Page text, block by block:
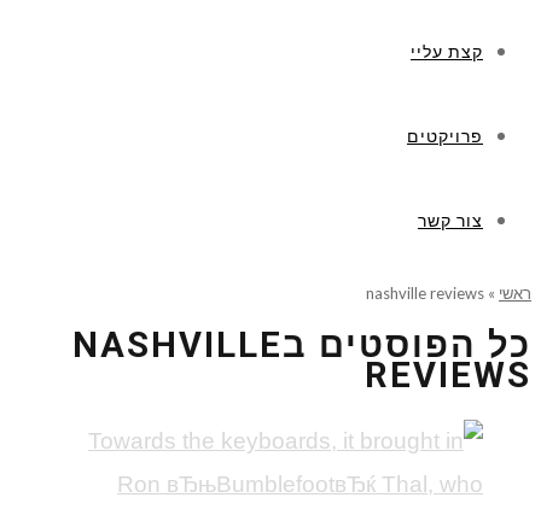
קצת עליי
פרויקטים
צור קשר
ראשי »
nashville reviews
כל הפוסטים בNASHVILLE
REVIEWS